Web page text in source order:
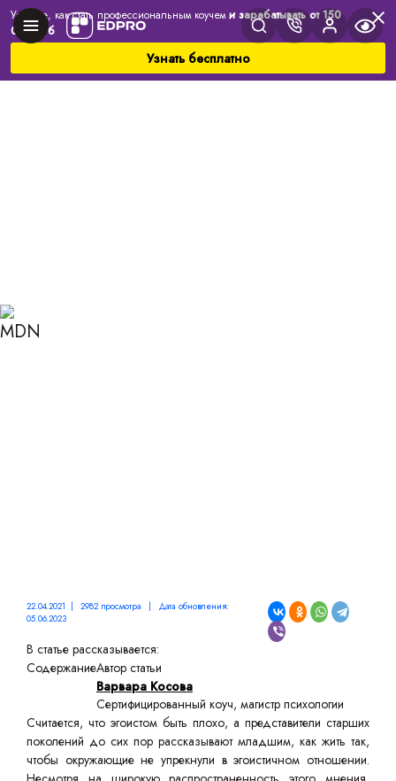
Узнайте, как стать профессиональным коучеми зарабатывать от 150
000 руб
Узнать бесплатно
22.04.2021 | 2982 просмотра | Дата обновления:
05.06.2023
В статье рассказывается:
СодержаниеАвтор статьи
Варвара Косова
Сертифицированный коуч, магистр психологии
Считается, что эгоистом быть плохо, а представители старших
поколений до сих пор рассказывают младшим, как жить так,
чтобы окружающие не упрекнули в эгоистичном отношении.